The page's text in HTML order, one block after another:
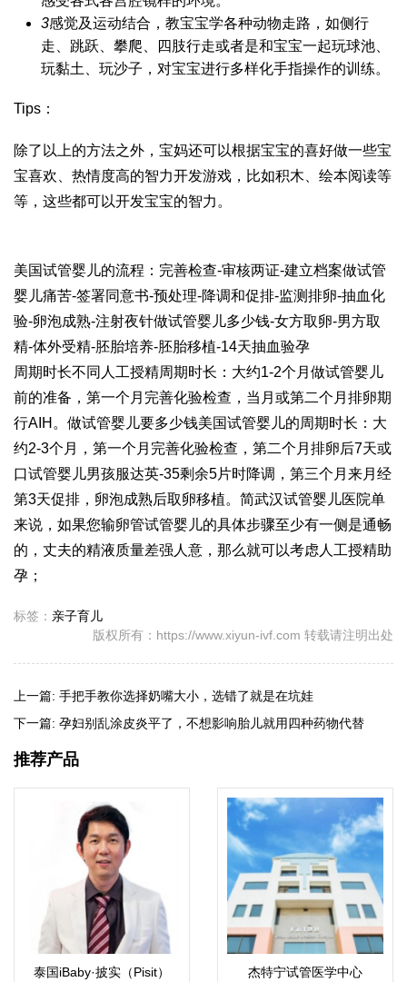
3感觉及运动结合，教宝宝学各种动物走路，如侧行
走、跳跃、攀爬、四肢行走或者是和宝宝一起玩球池、
玩黏土、玩沙子，对宝宝进行多样化手指操作的训练。
Tips：
除了以上的方法之外，宝妈还可以根据宝宝的喜好做一些宝
宝喜欢、热情度高的智力开发游戏，比如积木、绘本阅读等
等，这些都可以开发宝宝的智力。
美国试管婴儿的流程：完善检查-审核两证-建立档案做试管
婴儿痛苦-签署同意书-预处理-降调和促排-监测排卵-抽血化
验-卵泡成熟-注射夜针做试管婴儿多少钱-女方取卵-男方取
精-体外受精-胚胎培养-胚胎移植-14天抽血验孕
周期时长不同人工授精周期时长：大约1-2个月 做试管婴儿
前的准备 ，第一个月完善化验检查，当月或第二个月排卵期
行AIH。 做试管婴儿要多少钱美国试管婴儿的周期时长：大
约2-3个月，第一个月完善化验检查，第二个月排卵后7天或
口试管婴儿男孩服达英-35剩余5片时降调，第三个月来月经
第3天促排，卵泡成熟后取卵移植。简武汉试管婴儿医院单
来说，如果您输卵管试管婴儿的具体步骤至少有一侧是通畅
的，丈夫的精液质量差强人意，那么就可以考虑人工授精助
孕；
标签： 亲子育儿
版权所有：https://www.xiyun-ivf.com 转载请注明出处
上一篇: 手把手教你选择奶嘴大小，选错了就是在坑娃
下一篇: 孕妇别乱涂皮炎平了，不想影响胎儿就用四种药物代替
推荐产品
泰国iBaby·披实（Pisit）
杰特宁试管医学中心